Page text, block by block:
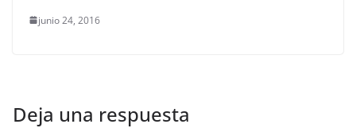
junio 24, 2016
Deja una respuesta